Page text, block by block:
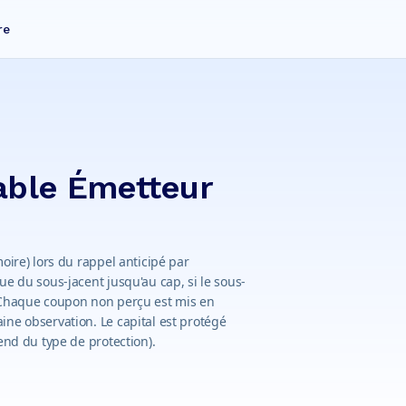
Émetteur
lors du rappel anticipé par
du sous-jacent jusqu'au cap, si le sous-
coupon non perçu est mis en
observation. Le capital est protégé
du type de protection).